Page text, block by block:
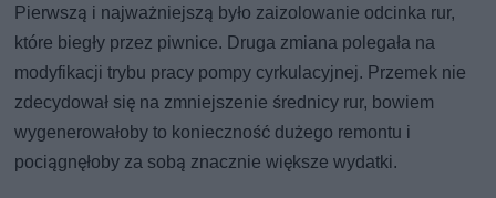
Pierwszą i najważniejszą było zaizolowanie odcinka rur,
które biegły przez piwnice. Druga zmiana polegała na
modyfikacji trybu pracy pompy cyrkulacyjnej. Przemek nie
zdecydował się na zmniejszenie średnicy rur, bowiem
wygenerowałoby to konieczność dużego remontu i
pociągnęłoby za sobą znacznie większe wydatki.